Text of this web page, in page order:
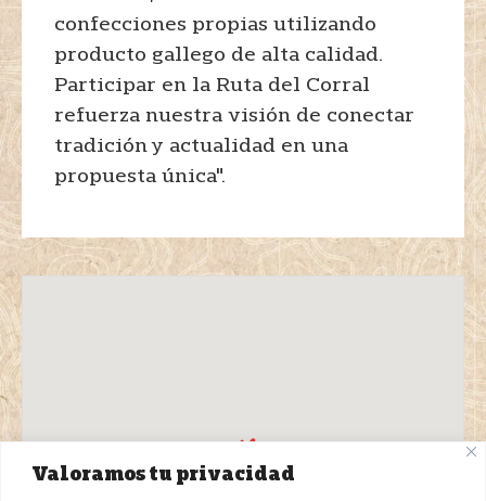
Valoramos tu privacidad
confecciones propias utilizando
producto gallego de alta calidad.
Participar en la Ruta del Corral
refuerza nuestra visión de conectar
tradición y actualidad en una
propuesta única".